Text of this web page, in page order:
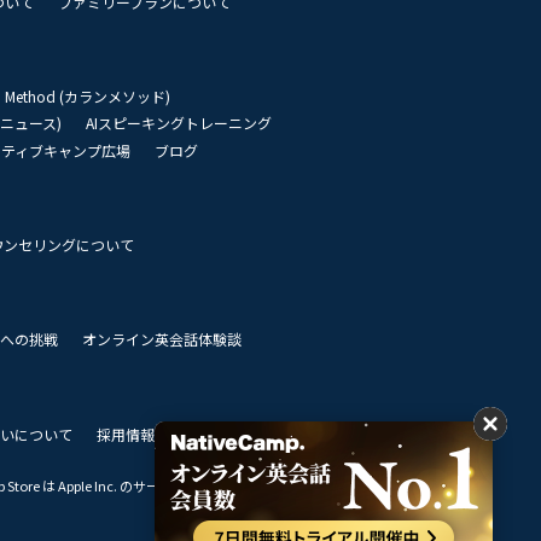
Method (カランメソッド)
ュース)
AIスピーキングトレーニング
ィブキャンプ広場
ブログ
セリングについて
の挑戦 オンライン英会話体験談
について 採用情報 私達のビジョン
は Apple Inc. のサービスマークです。